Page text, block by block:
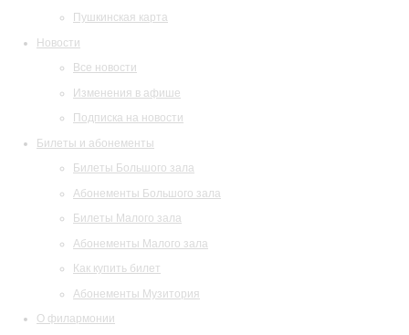
Пушкинская карта
Новости
Все новости
Изменения в афише
Подписка на новости
Билеты и абонементы
Билеты Большого зала
Абонементы Большого зала
Билеты Малого зала
Абонементы Малого зала
Как купить билет
Абонементы Музитория
О филармонии